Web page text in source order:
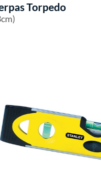
Torpedo